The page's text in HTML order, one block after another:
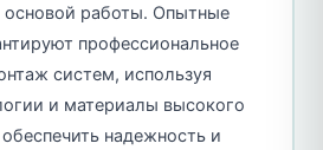
основой работы. Опытные
профессиональное
систем, используя
и материалы высокого
надежность и